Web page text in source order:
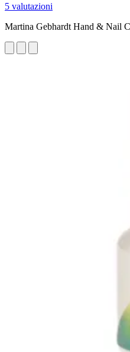
5 valutazioni
Martina Gebhardt Hand & Nail